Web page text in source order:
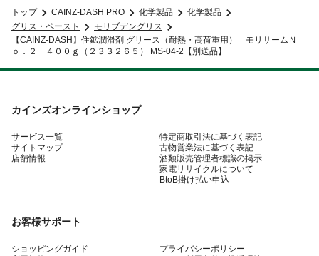
トップ CAINZ-DASH PRO 化学製品
化学製品
グリス・ペースト
モリブデングリス
【CAINZ-DASH】住鉱潤滑剤 グリース（耐熱・高荷重用） モリサームＮ
ｏ．２ ４００ｇ（２３３２６５） MS-04-2【別送品】
カインズオンラインショップ
サービス一覧
サイトマップ
店舗情報
特定商取引法に基づく表記
古物営業法に基づく表記
酒類販売管理者標識の掲示
家電リサイクルについて
BtoB掛け払い申込
お客様サポート
ショッピングガイド
プライバシーポリシー